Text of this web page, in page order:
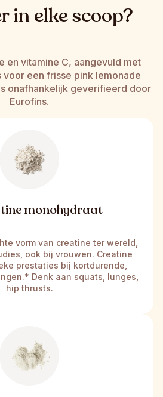
in elke scoop?
en vitamine C, aangevuld met
voor een frisse pink lemonade
onafhankelijk geverifieerd door
Eurofins.
monohydraat
vorm van creatine ter wereld,
ook bij vrouwen. Creatine
prestaties bij kortdurende,
Denk aan squats, lunges,
hip thrusts.